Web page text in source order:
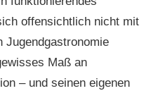
offensichtlich nicht mit
Jugendgastronomie
Maß an
– und seinen eigenen